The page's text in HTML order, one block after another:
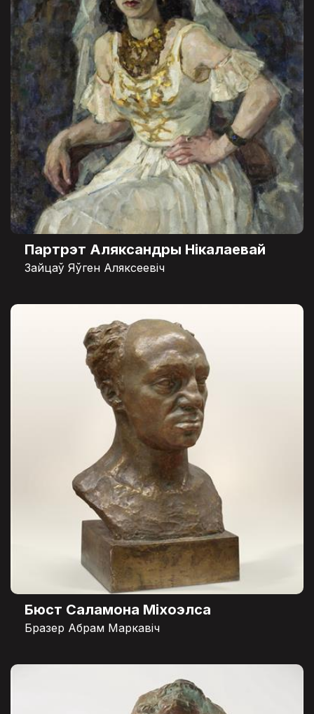
Партрэт Аляксандры Нікалаевай
Зайцаў Яўген Аляксеевіч
Бюст Саламона Міхоэлса
Бразер Абрам Маркавіч